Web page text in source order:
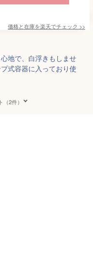
価格と在庫を楽天でチェック >>
地で、白浮きもしませ
式容器に入っており使
2件）